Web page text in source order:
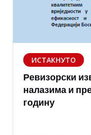
ИСТАКНУТО
Ревизорски
налазима и
годину